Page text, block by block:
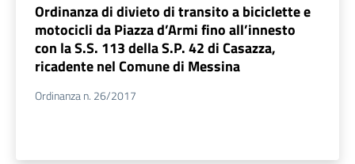
Ordinanza di divieto di transito a biciclette e
motocicli da Piazza d’Armi fino all’innesto
con la S.S. 113 della S.P. 42 di Casazza,
ricadente nel Comune di Messina
Ordinanza n. 26/2017